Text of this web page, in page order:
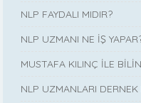
NLP FAYDALI MIDIR?
NLP UZMANI NE İŞ
MUSTAFA KILINÇ İLE
NLP UZMANLARI